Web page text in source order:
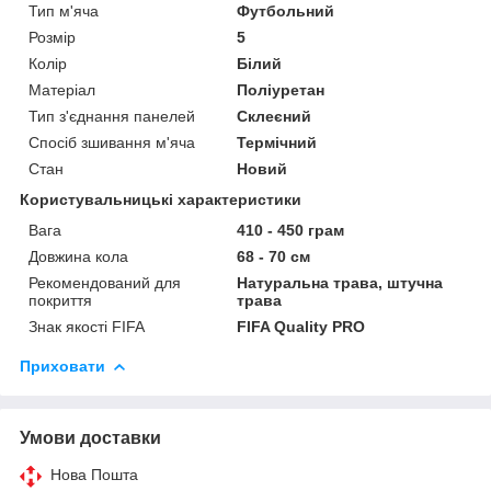
Тип м'яча
Футбольний
Розмір
5
Колір
Білий
Матеріал
Поліуретан
Тип з'єднання панелей
Склеєний
Спосіб зшивання м'яча
Термічний
Стан
Новий
Користувальницькі характеристики
Вага
410 - 450 грам
Довжина кола
68 - 70 см
Рекомендований для
покриття
Натуральна трава, штучна
трава
Знак якості FIFA
FIFA Quality PRO
Приховати
Умови доставки
Нова Пошта